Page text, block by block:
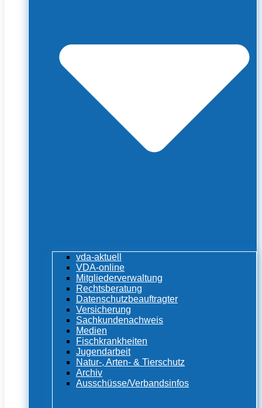
vda-aktuell
VDA-online
Mitgliederverwaltung
Rechtsberatung
Datenschutzbeauftragter
Versicherung
Sachkundenachweis
Medien
Fischkrankheiten
Jugendarbeit
Natur-, Arten- & Tierschutz
Archiv
Ausschüsse/Verbandsinfos